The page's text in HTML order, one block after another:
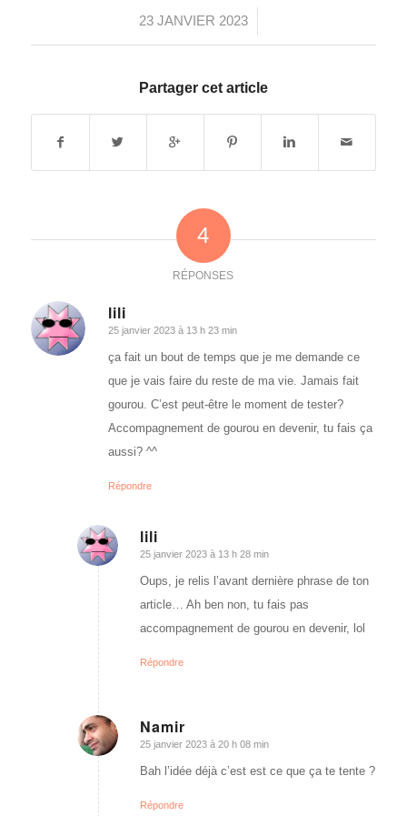
23 JANVIER 2023
/
Partager cet article
4
RÉPONSES
lili
dit
:
25 janvier 2023 à 13 h 23 min
ça fait un bout de temps que je me demande ce
que je vais faire du reste de ma vie. Jamais fait
gourou. C’est peut-être le moment de tester?
Accompagnement de gourou en devenir, tu fais ça
aussi? ^^
Répondre
lili
dit
25 janvier 2023 à 13 h 28 min
Oups, je relis l’avant dernière phrase de ton
article… Ah ben non, tu fais pas
accompagnement de gourou en devenir, lol
Répondre
Namir
dit
25 janvier 2023 à 20 h 08 min
Bah l’idée déjà c’est est ce que ça te tente ?
Répondre